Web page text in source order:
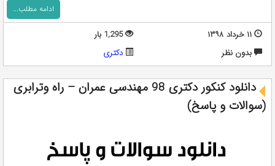
ادامه مطلب...
۱۱ خرداد ۱۳۹۸
1,295 بار
بدون نظر
دکتری
دانلود کنکور دکتری 98 مهندسی عمران – راه وترابری
(سوالات و پاسخ)